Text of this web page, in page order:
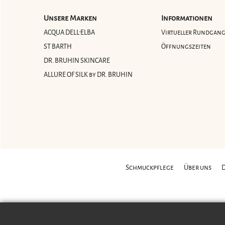
Unsere Marken
ACQUA DELL'ELBA
ST BARTH
DR. BRUHIN SKINCARE
ALLURE OF SILK by DR. BRUHIN
Informationen
Virtueller Rundgang
Öffnungszeiten
Schmuckpflege Über uns